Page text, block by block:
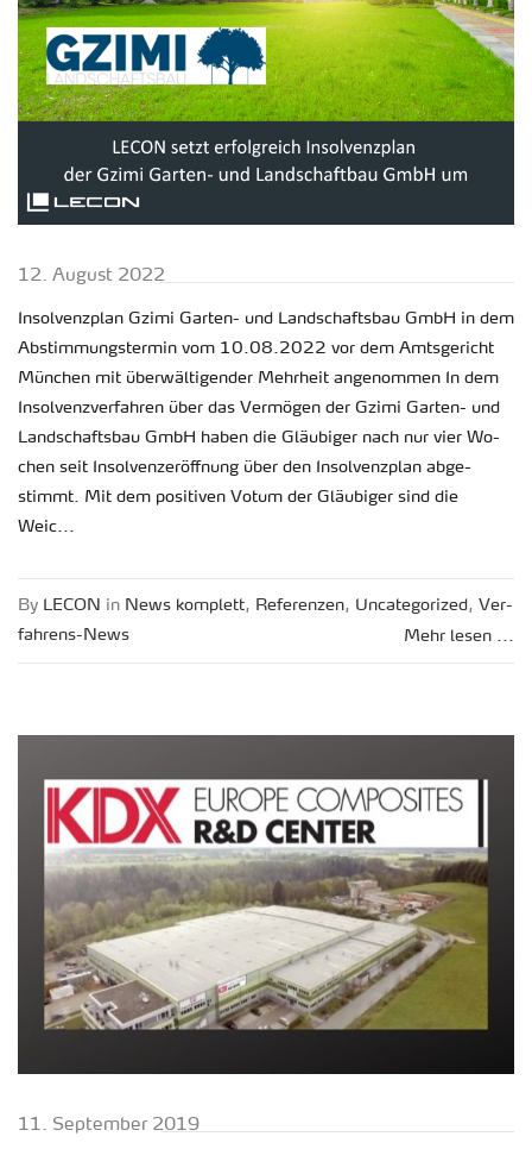
12. Au­gust 2022
In­sol­venz­plan Gzimi Gar­ten- und Land­schafts­bau GmbH in dem
Ab­stim­mungs­ter­min vom 10.08.2022 vor dem Amts­ge­richt
Mün­chen mit über­wäl­ti­gen­der Mehr­heit an­ge­nom­men In dem
In­sol­venz­ver­fah­ren über das Ver­mö­gen der Gzimi Gar­ten- und
Land­schafts­bau GmbH haben die Gläu­bi­ger nach nur vier Wo­
chen seit In­sol­ven­zer­öff­nung über den In­sol­venz­plan ab­ge­
stimmt. Mit dem po­si­ti­ven Votum der Gläu­bi­ger sind die
Weic...
Mehr lesen ...
By LECON in News kom­plett, Re­fe­ren­zen, Un­ca­te­go­ri­zed, Ver­
fah­rens-News
11. Sep­tem­ber 2019